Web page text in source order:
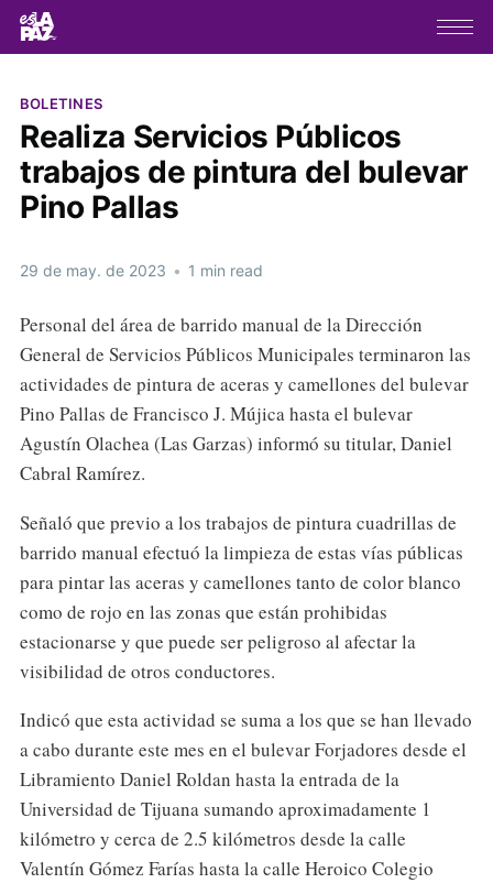
BOLETINES
Realiza Servicios Públicos
trabajos de pintura del bulevar
Pino Pallas
29 de may. de 2023 • 1 min read
Personal del área de barrido manual de la Dirección
General de Servicios Públicos Municipales terminaron las
actividades de pintura de aceras y camellones del bulevar
Pino Pallas de Francisco J. Mújica hasta el bulevar
Agustín Olachea (Las Garzas) informó su titular, Daniel
Cabral Ramírez.
Señaló que previo a los trabajos de pintura cuadrillas de
barrido manual efectuó la limpieza de estas vías públicas
para pintar las aceras y camellones tanto de color blanco
como de rojo en las zonas que están prohibidas
estacionarse y que puede ser peligroso al afectar la
visibilidad de otros conductores.
Indicó que esta actividad se suma a los que se han llevado
a cabo durante este mes en el bulevar Forjadores desde el
Libramiento Daniel Roldan hasta la entrada de la
Universidad de Tijuana sumando aproximadamente 1
kilómetro y cerca de 2.5 kilómetros desde la calle
Valentín Gómez Farías hasta la calle Heroico Colegio